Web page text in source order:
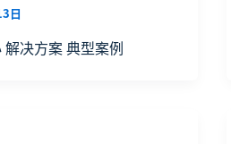
日
决方案 典型案例